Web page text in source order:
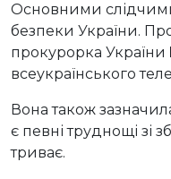
Основними
безпеки України.
прокурорка України
всеукраїнського
Вона також
є певні труднощі зі
триває.